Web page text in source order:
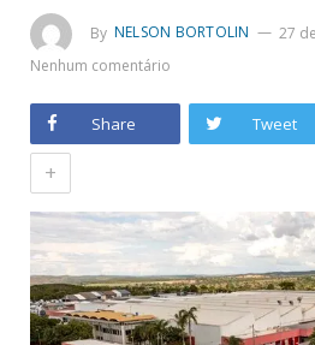
By NELSON BORTOLIN
27
Nenhum comentário
Share Tweet
+